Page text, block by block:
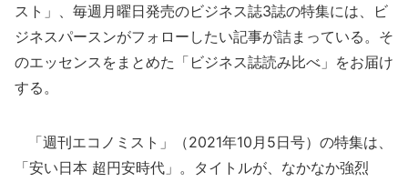
スト」、毎週月曜日発売のビジネス誌3誌の特集には、ビ
ジネスパースンがフォローしたい記事が詰まっている。そ
のエッセンスをまとめた「ビジネス誌読み比べ」をお届け
する。
「週刊エコノミスト」（2021年10月5日号）の特集は、
「安い日本 超円安時代」。タイトルが、なかなか強烈